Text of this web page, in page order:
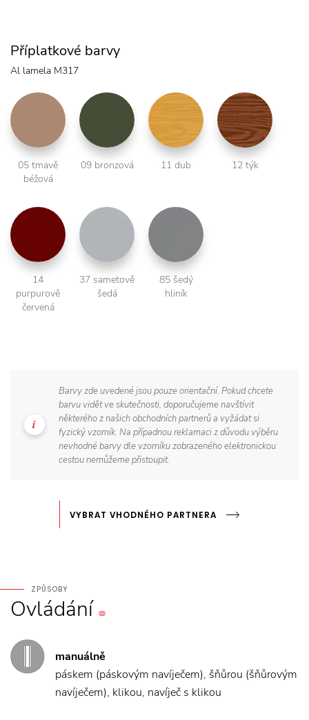
Příplatkové barvy
Al lamela M317
05 tmavě
béžová
09 bronzová 11 dub 12 týk
14
purpurově
červená
37 sametově
šedá
85 šedý
hliník
Barvy zde uvedené jsou pouze orientační. Pokud chcete
barvu vidět ve skutečnosti, doporučujeme navštívit
některého z našich obchodních partnerů a vyžádat si
fyzický vzorník. Na případnou reklamaci z důvodu výběru
nevhodné barvy dle vzorníku zobrazeného elektronickou
cestou nemůžeme přistoupit.
VYBRAT VHODNÉHO PARTNERA
ZPŮSOBY
Ovládání
manuálně
páskem (páskovým navíječem), šňůrou (šňůrovým
navíječem), klikou, navíječ s klikou